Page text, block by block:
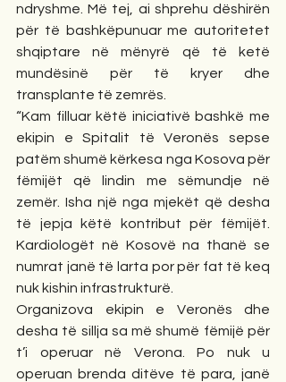
ndryshme. Më tej, ai shprehu dëshirën
për të bashkëpunuar me autoritetet
shqiptare në mënyrë që të ketë
mundësinë për të kryer dhe
transplante të zemrës.
“Kam filluar këtë iniciativë bashkë me
ekipin e Spitalit të Veronës sepse
patëm shumë kërkesa nga Kosova për
fëmijët që lindin me sëmundje në
zemër. Isha një nga mjekët që desha
të jepja këtë kontribut për fëmijët.
Kardiologët në Kosovë na thanë se
numrat janë të larta por për fat të keq
nuk kishin infrastrukturë.
Organizova ekipin e Veronës dhe
desha të sillja sa më shumë fëmijë për
t’i operuar në Verona. Po nuk u
operuan brenda ditëve të para, janë